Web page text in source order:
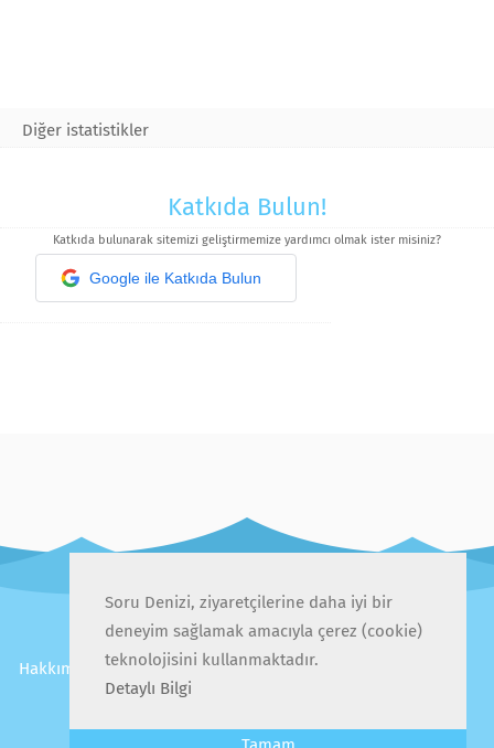
Diğer istatistikler
Katkıda Bulun!
Katkıda bulunarak sitemizi geliştirmemize yardımcı olmak ister misiniz?
Google ile Katkıda Bulun
Hakkımızda İletişim Gizlilik Politikası
Kullanıcı Sözleşmesi
Sıkça Sorulan Sorular
Soru Denizi, ziyaretçilerine daha iyi bir
deneyim sağlamak amacıyla çerez (cookie)
teknolojisini kullanmaktadır.
Detaylı Bilgi